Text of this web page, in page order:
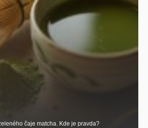
čaje matcha. Kde je pravda?